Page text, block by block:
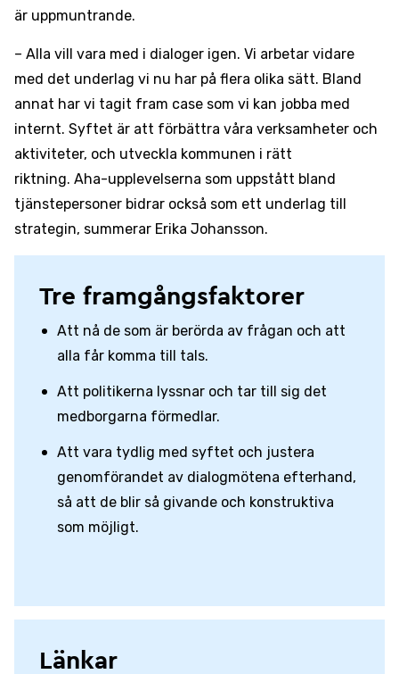
är uppmuntrande.
– Alla vill vara med i dialoger igen. Vi arbetar vidare
med det underlag vi nu har på flera olika sätt. Bland
annat har vi tagit fram case som vi kan jobba med
internt. Syftet är att förbättra våra verksamheter och
aktiviteter, och utveckla kommunen i rätt
riktning. Aha-upplevelserna som uppstått bland
tjänstepersoner bidrar också som ett underlag till
strategin, summerar Erika Johansson.
Tre framgångsfaktorer
Att nå de som är berörda av frågan och att
alla får komma till tals.
Att politikerna lyssnar och tar till sig det
medborgarna förmedlar.
Att vara tydlig med syftet och justera
genomförandet av dialogmötena efterhand,
så att de blir så givande och konstruktiva
som möjligt.
Länkar